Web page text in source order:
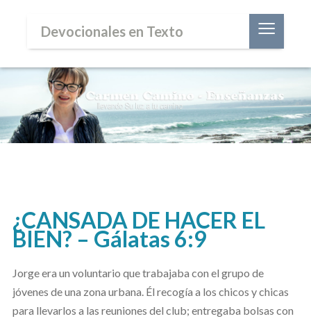
Devocionales en Texto ≡
¿CANSADA DE HACER EL
BIEN? – Gálatas 6:9
Jorge era un voluntario que trabajaba con el grupo de
jóvenes de una zona urbana. Él recogía a los chicos y chicas
para llevarlos a las reuniones del club; entregaba bolsas con